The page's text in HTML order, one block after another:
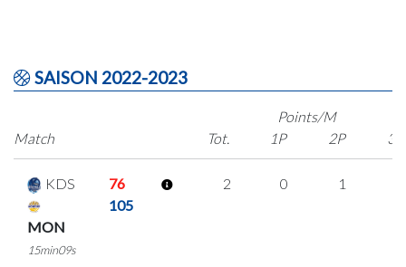
SAISON 2022-2023
Match
Points/M
Tot.
1P 2P 3P
KDS 76
MON
105
15min09s
2 0 1